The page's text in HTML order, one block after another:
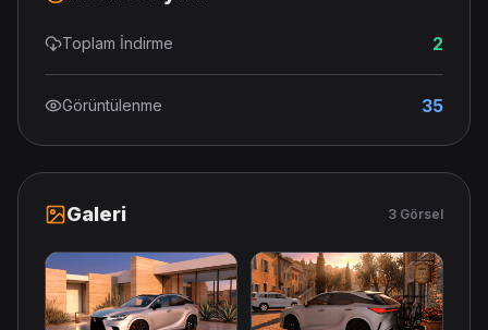
Toplam İndirme 2
Görüntülenme 35
Galeri 3 Görsel